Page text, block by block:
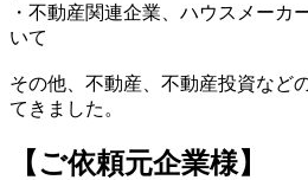
・不動産関連企業、ハウスメーカ
いて
その他、不動産、不動産投資など
てきました。
【ご依頼元企業様】